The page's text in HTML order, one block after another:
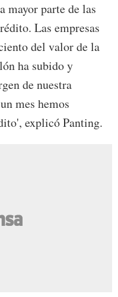
mayor parte de las
Las empresas
del valor de la
ha subido y
de nuestra
mes hemos
explicó Panting.